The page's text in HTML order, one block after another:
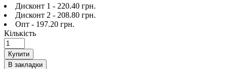
Дисконт 1 - 220.40 грн.
Дисконт 2 - 208.80 грн.
Опт - 197.20 грн.
Кількість
Купити
В закладки